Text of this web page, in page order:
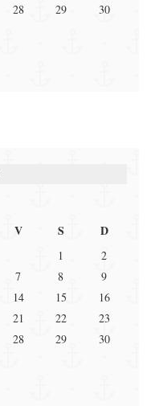
28 29
30
V S D
1
2
7 8
9
14 15
16
21 22
23
28 29
30